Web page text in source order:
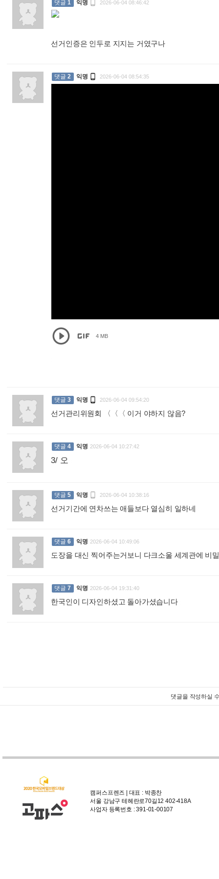
댓글 1 익명  2026-06-04 08:46:42
선거인증은 인두로 지지는 거였구나
댓글 2 익명  2026-06-04 08:54:35
  4 MB
댓글 3 익명  2026-06-04 09:54:20
선거관리위원회 〈〈〈 이거 야하지 않음?
댓글 4 익명 2026-06-04 10:27:42
3/ 오
댓글 5 익명  2026-06-04 10:38:16
선거기간에 연차쓰는 애들보다 열심히 일하네
댓글 6 익명 2026-06-04 10:49:06
도장을 대신 찍어주는거보니 다크소울 세계관에 비
댓글 7 익명 2026-06-04 19:31:40
한국인이 디자인하셨고 돌아가셨습니다
댓글을 작성하실
캠퍼스프렌즈 | 대표 : 박종찬
서울 강남구 테헤란로70길12 402-418A
사업자 등록번호 : 391-01-00107